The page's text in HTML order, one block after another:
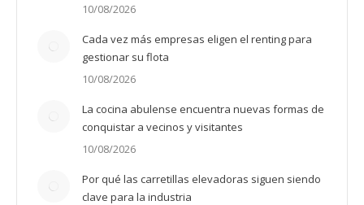
10/08/2026
Cada vez más empresas eligen el renting para
gestionar su flota
10/08/2026
La cocina abulense encuentra nuevas formas de
conquistar a vecinos y visitantes
10/08/2026
Por qué las carretillas elevadoras siguen siendo
clave para la industria